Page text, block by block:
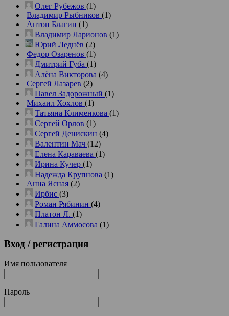
Олег Рубежов (1)
Владимир Рыбников (1)
Антон Благин (1)
Владимир Ларионов (1)
Юрий Леднёв (2)
Федор Озаренов (1)
Дмитрий Губа (1)
Алёна Викторова (4)
Сергей Лазарев (2)
Павел Задорожный (1)
Михаил Хохлов (1)
Татьяна Клименкова (1)
Сергей Орлов (1)
Сергей Денискин (4)
Валентин Мач (12)
Елена Караваева (1)
Ирина Кучер (1)
Надежда Крупнова (1)
Анна Ясная (2)
Ирбис (3)
Роман Рябинин (4)
Платон Л. (1)
Галина Аммосова (1)
Вход / регистрация
Имя пользователя
Пароль